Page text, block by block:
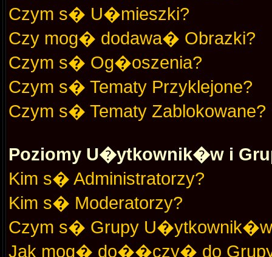
Czym s� U�mieszki?
Czy mog� dodawa� Obrazki?
Czym s� Og�oszenia?
Czym s� Tematy Przyklejone?
Czym s� Tematy Zablokowane?
Poziomy U�ytkownik�w i
Kim s� Administratorzy?
Kim s� Moderatorzy?
Czym s� Grupy
Jak mog� do��czy� do